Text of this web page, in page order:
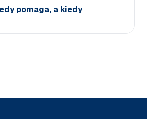
pomaga, a kiedy